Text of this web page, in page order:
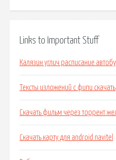
Links to Important Stuff
Калязин углич расписание
Тексты изложений с фипи скачать
Скачать фильм через торрент
Скачать карту для android navitel